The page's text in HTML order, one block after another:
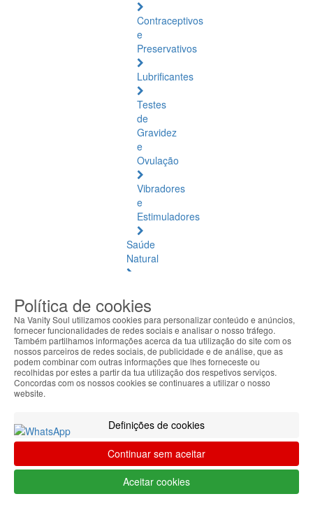
Contraceptivos
e
Preservativos
Lubrificantes
Testes
de
Gravidez
e
Ovulação
Vibradores
e
Estimuladores
Saúde
Natural
Natural
Ver
todos
Âmbar
Báltico
Músculos
Bem-
Estar
Quotidiano
Política de cookies
Na Vanity Soul utilizamos cookies para personalizar conteúdo e anúncios,
fornecer funcionalidades de redes sociais e analisar o nosso tráfego.
Também partilhamos informações acerca da tua utilização do site com os
nossos parceiros de redes sociais, de publicidade e de análise, que as
podem combinar com outras informações que lhes forneceste ou
recolhidas por estes a partir da tua utilização dos respetivos serviços.
Concordas com os nossos cookies se continuares a utilizar o nosso
website.
Definições de cookies
Continuar sem aceitar
Aceitar cookies